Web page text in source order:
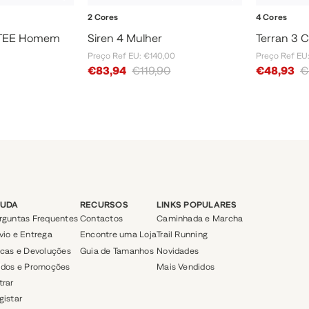
Homem
2 Cores
Siren 4 Mulher
Preço Ref EU: €140,00
Sale Price
€83,94 €119,90
4 Cores
Terran 3
Preço Ref
Sale Price
€48,93
Frequentes
e Entrega
e Devoluções
e Promoções
RECURSOS
Contactos
Encontre uma Loja
Guia de Tamanhos
LINKS POPULARES
Caminhada e Marcha
Trail Running
Novidades
Mais Vendidos